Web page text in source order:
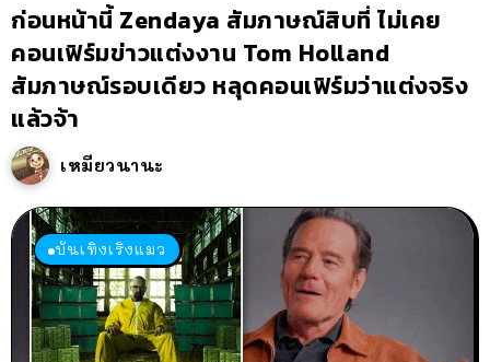
ก่อนหน้านี้ Zendaya สัมภาษณ์สิบที่ ไม่เคย
คอนเฟิร์มข่าวแต่งงาน Tom Holland
สัมภาษณ์รอบเดียว หลุดคอนเฟิร์มว่าแต่งจริง
แล้วจ้า
เหมียวนานะ
บันเทิงเริงแมว